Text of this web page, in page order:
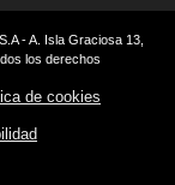
- A. Isla Graciosa 13,
los derechos
de cookies